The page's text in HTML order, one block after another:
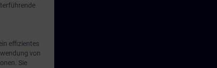
effizientes
von
Sie